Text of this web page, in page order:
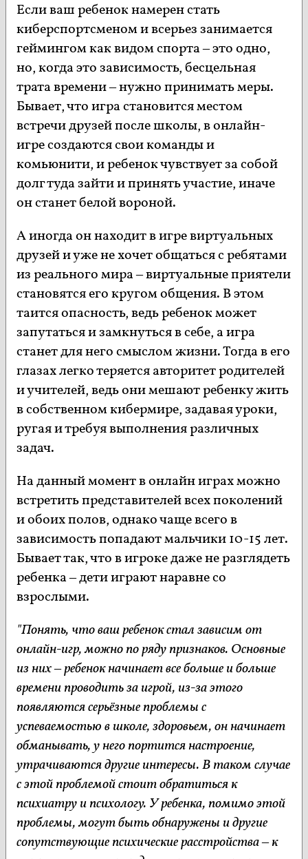
Если ваш ребенок намерен стать
киберспортсменом и всерьез занимается
геймингом как видом спорта – это одно,
но, когда это зависимость, бесцельная
трата времени – нужно принимать меры.
Бывает, что игра становится местом
встречи друзей после школы, в онлайн-
игре создаются свои команды и
комьюнити, и ребенок чувствует за собой
долг туда зайти и принять участие, иначе
он станет белой вороной.
А иногда он находит в игре виртуальных
друзей и уже не хочет общаться с ребятами
из реального мира – виртуальные приятели
становятся его кругом общения. В этом
таится опасность, ведь ребенок может
запутаться и замкнуться в себе, а игра
станет для него смыслом жизни. Тогда в его
глазах легко теряется авторитет родителей
и учителей, ведь они мешают ребенку жить
в собственном кибермире, задавая уроки,
ругая и требуя выполнения различных
задач.
На данный момент в онлайн играх можно
встретить представителей всех поколений
и обоих полов, однако чаще всего в
зависимость попадают мальчики 10-15 лет.
Бывает так, что в игроке даже не разглядеть
ребенка – дети играют наравне со
взрослыми.
"Понять, что ваш ребенок стал зависим от
онлайн-игр, можно по ряду признаков. Основные
из них – ребенок начинает все больше и больше
времени проводить за игрой, из-за этого
появляются серьёзные проблемы с
успеваемостью в школе, здоровьем, он начинает
обманывать, у него портится настроение,
утрачиваются другие интересы. В таком случае
с этой проблемой стоит обратиться к
психиатру и психологу. У ребенка, помимо этой
проблемы, могут быть обнаружены и другие
сопутствующие психические расстройства – к